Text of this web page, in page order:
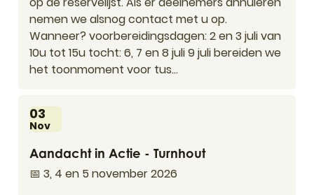
nemen we alsnog contact met u op.
Wanneer? voorbereidingsdagen: 2 en 3 juli van
10u tot 15u tocht: 6, 7 en 8 juli 9 juli bereiden we
het toonmoment voor tus...
Di
03
Nov
Aandacht in Actie - Turnhout
📅 3, 4 en 5 november 2026